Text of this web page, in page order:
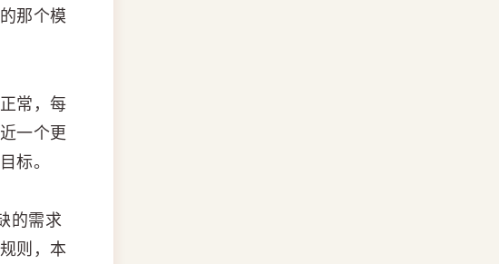
那个模
常，每
一个更
标。
的需求
则，本